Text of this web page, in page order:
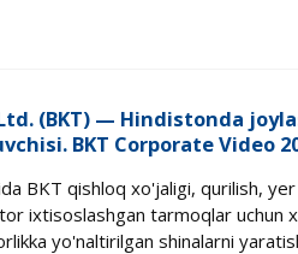
(BKT) — Hindistonda
BKT Corporate Video
BKT qishloq xo'jaligi, qurilish,
ixtisoslashgan tarmoqlar uchun
yo'naltirilgan shinalarni